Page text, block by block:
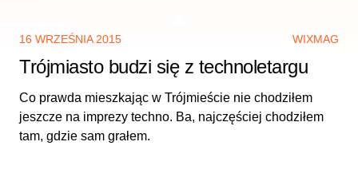
16 WRZEŚNIA 2015 WIXMAG
Trójmiasto budzi się z technoletargu
Co prawda mieszkając w Trójmieście nie chodziłem
jeszcze na imprezy techno. Ba, najczęściej chodziłem
tam, gdzie sam grałem.